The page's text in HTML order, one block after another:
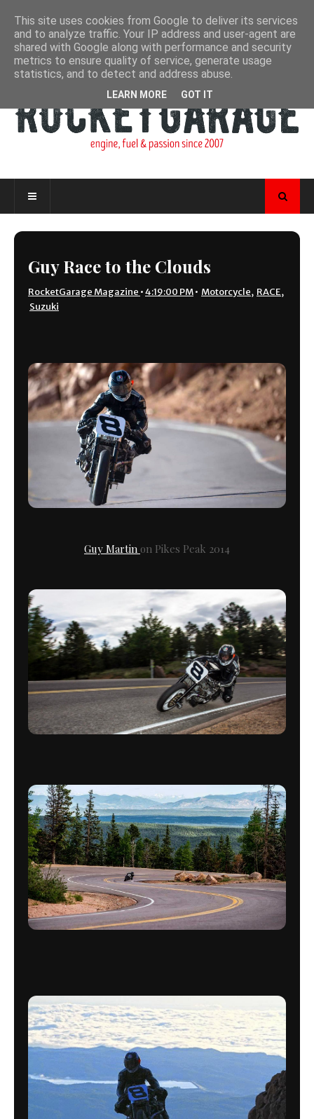
Guy Race to the Clouds
RocketGarage Magazine •4:19:00 PM• Motorcycle, RACE,
Suzuki
Guy Martin on Pikes Peak 2014
This site uses cookies from Google to deliver its services
and to analyze traffic. Your IP address and user-agent are
shared with Google along with performance and security
metrics to ensure quality of service, generate usage
statistics, and to detect and address abuse.
LEARN MORE GOT IT